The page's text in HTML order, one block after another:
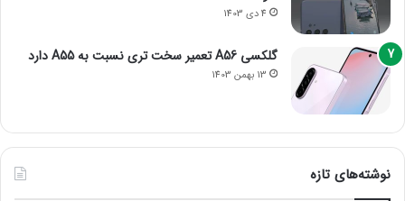
4 دی 1403
گلکسی A56 تعمیر سخت تری نسبت به A55 دارد
13 بهمن 1403
نوشته‌های تازه